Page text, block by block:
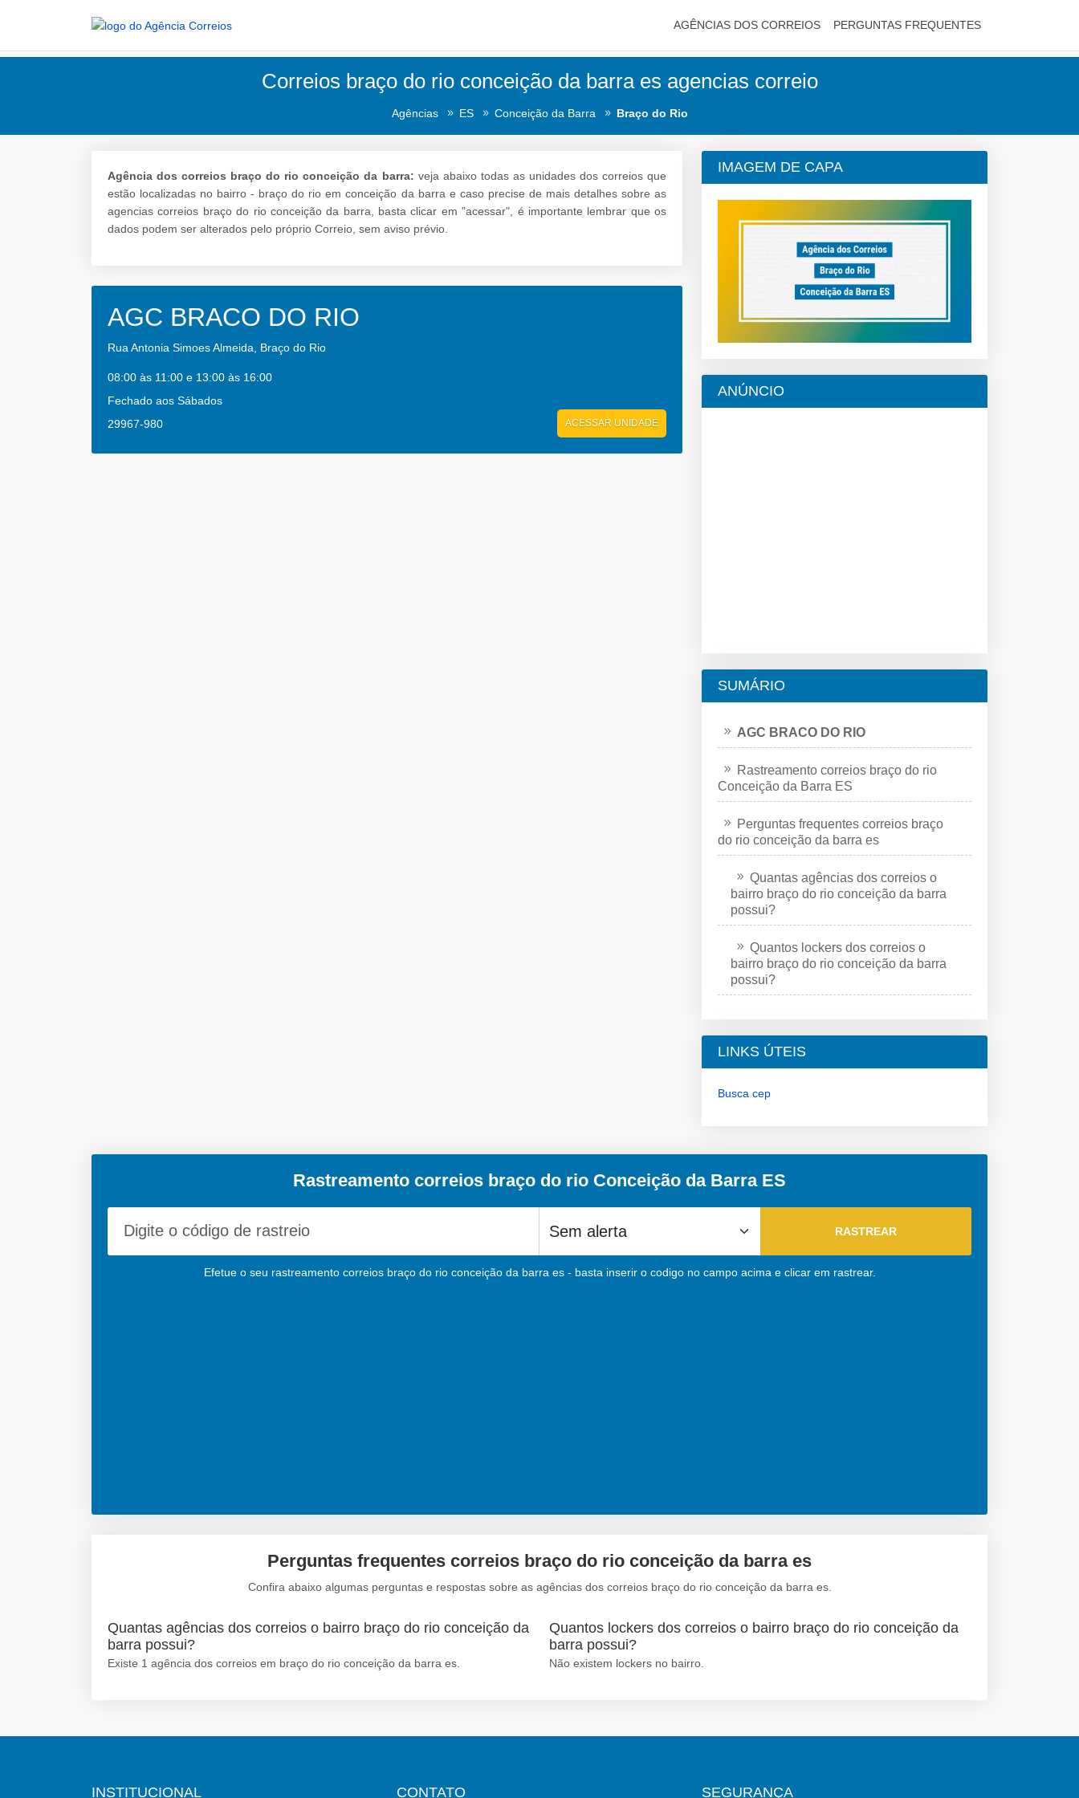
AGÊNCIAS DOS CORREIOS PERGUNTAS FREQUENTES
Correios braço do rio conceição da barra es agencias correio
Agências ES Conceição da Barra Braço do Rio
Agência dos correios braço do rio conceição da barra: veja abaixo todas as unidades dos correios que
estão localizadas no bairro - braço do rio em conceição da barra e caso precise de mais detalhes sobre as
agencias correios braço do rio conceição da barra, basta clicar em "acessar", é importante lembrar que os
dados podem ser alterados pelo próprio Correio, sem aviso prévio.
AGC BRACO DO RIO
Rua Antonia Simoes Almeida, Braço do Rio
08:00 às 11:00 e 13:00 às 16:00
Fechado aos Sábados
29967-980
ACESSAR UNIDADE
IMAGEM DE CAPA
ANÚNCIO
SUMÁRIO
AGC BRACO DO RIO
Rastreamento correios braço do rio
Conceição da Barra ES
Perguntas frequentes correios braço
do rio conceição da barra es
Quantas agências dos correios o
bairro braço do rio conceição da barra
possui?
Quantos lockers dos correios o
bairro braço do rio conceição da barra
possui?
LINKS ÚTEIS
Busca cep
Rastreamento correios braço do rio Conceição da Barra ES
Efetue o seu rastreamento correios braço do rio conceição da barra es - basta inserir o codigo no campo acima e clicar em rastrear.
Perguntas frequentes correios braço do rio conceição da barra es
Confira abaixo algumas perguntas e respostas sobre as agências dos correios braço do rio conceição da barra es.
Quantas agências dos correios o bairro braço do rio conceição da
barra possui?
Existe 1 agência dos correios em braço do rio conceição da barra es.
Quantos lockers dos correios o bairro braço do rio conceição da
barra possui?
Não existem lockers no bairro.
INSTITUCIONAL CONTATO SEGURANÇA